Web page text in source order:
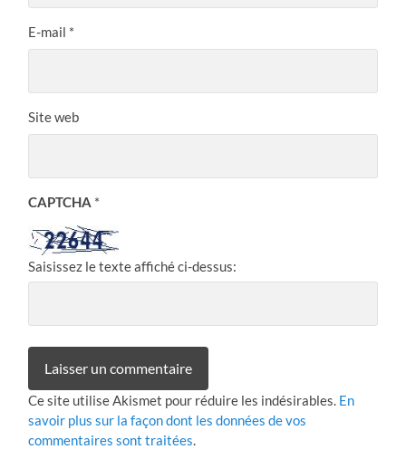
E-mail *
Site web
CAPTCHA *
Saisissez le texte affiché ci-dessus:
Ce site utilise Akismet pour réduire les indésirables. En
savoir plus sur la façon dont les données de vos
commentaires sont traitées.